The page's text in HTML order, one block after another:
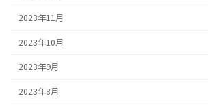
2023年11月
2023年10月
2023年9月
2023年8月